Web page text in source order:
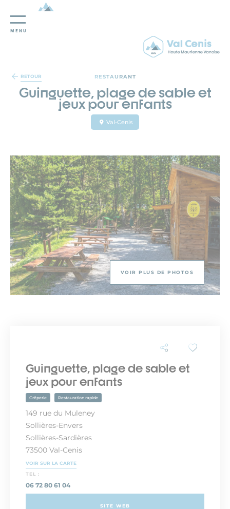
Panneau de gestion des cookies
MENU
RETOUR RESTAURANT
Guinguette, plage de sable et
jeux pour enfants
Val-Cenis
VOIR PLUS DE PHOTOS
Guinguette, plage de sable et
jeux pour enfants
Crêperie Restauration rapide
149 rue du Muleney
Sollières-Envers
Sollières-Sardières
73500 Val-Cenis
VOIR SUR LA CARTE
TEL :
06 72 80 61 04
SITE WEB